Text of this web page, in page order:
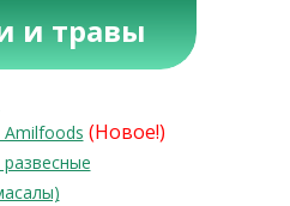
и травы
(Новое!)